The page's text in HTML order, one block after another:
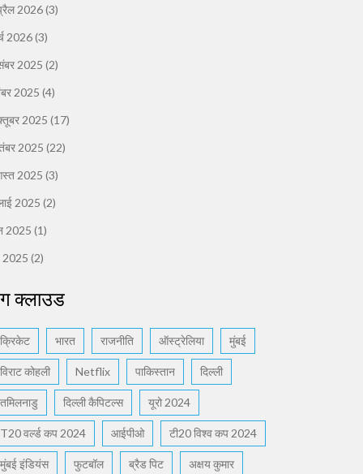
2026(3)
2026(3)
2025 (2)
2025 (4)
2025 (17)
2025 (22)
2025 (3)
2025 (2)
2025 (1)
2025 (2)
क्लाउड
क्रिकेट भारत राजनीति ऑस्ट्रेलिया मुंबई
विराट कोहली Netflix पाकिस्तान दिल्ली
तमिलनाडु दिल्ली कैपिटल्स यूरो 2024
T20 वर्ल्ड कप 2024 आईपीओ टी20 विश्व कप 2024
मुंबई इंडियंस फुटबॉल ब्रैड पिट अक्षय कुमार